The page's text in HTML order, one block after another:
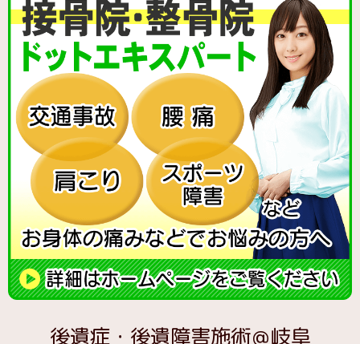
後遺症・後遺障害施術＠岐阜